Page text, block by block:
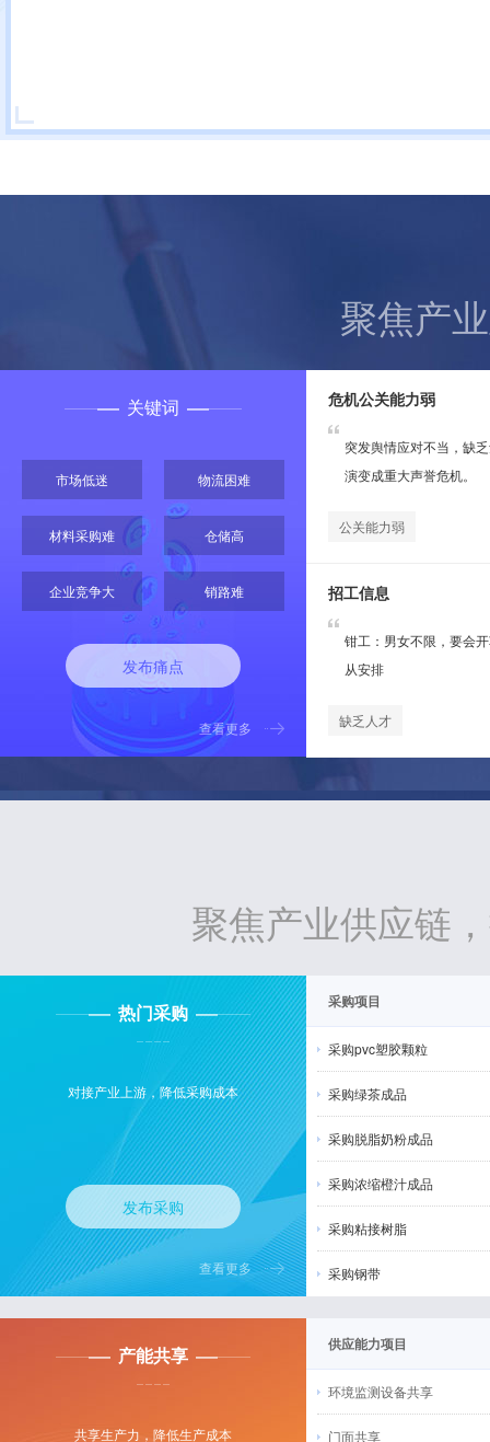
聚焦产
关键词
市场低迷 物流困难
材料采购难 仓储高
企业竞争大 销路难
发布痛点
查看更多
危机公关能力弱
突发舆情应对不当，缺
演变成重大声誉危机。
公关能力弱
招工信息
钳工：男女不限，要会
从安排
缺乏人才
聚焦产业供应链
热门采购
对接产业上游，降低采购成本
发布采购
查看更多
采购项目
采购pvc塑胶颗粒
采购绿茶成品
采购脱脂奶粉成品
采购浓缩橙汁成品
采购粘接树脂
采购钢带
产能共享
共享生产力，降低生产成本
供应能力项目
环境监测设备共享
门面共享